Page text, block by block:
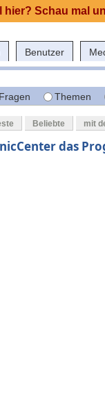
Benutzer
Fragen Themen
Beliebte mit
das
hier? Schau mal